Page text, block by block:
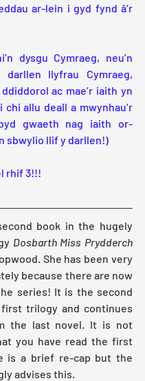
ar-lein i gyd fynd â’r
dysgu Cymraeg, neu’n
darllen llyfrau Cymraeg,
ddiddorol ac mae’r iaith yn
chi allu deall a mwynhau’r
gwaeth nag iaith or-
sbwylio llif y darllen!)
rhif 3!!!
book in the hugely
Dosbarth Miss Prydderch
She has been very
because there are now
series! It is the second
trilogy and continues
the last novel. It is not
you have read the first
is a brief re-cap but the
advises this.